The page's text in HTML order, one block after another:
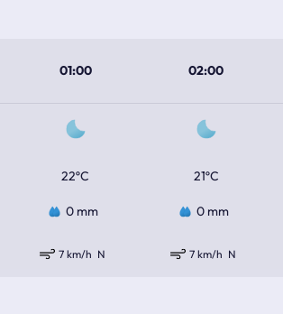
01:00 02:00
22ºC 21ºC
0 mm 0 mm
7 km/h N 7 km/h N